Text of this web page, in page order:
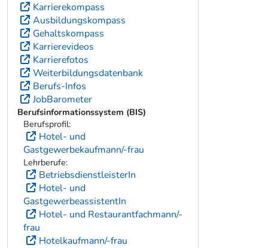
Karrierekompass
Ausbildungskompass
Gehaltskompass
Karrierevideos
Karrierefotos
Weiterbildungsdatenbank
Berufs-Infos
JobBarometer
Berufsinformationssystem (BIS)
Berufsprofil:
Hotel- und
Gastgewerbekaufmann/-frau
Lehrberufe:
BetriebsdienstleisterIn
Hotel- und
GastgewerbeassistentIn
Hotel- und Restaurantfachmann/-
frau
Hotelkaufmann/-frau